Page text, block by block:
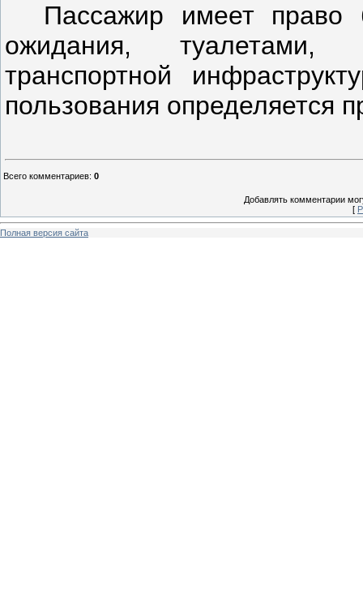
Пассажир имеет право
ожидания,
транспортной
пользования определяется
Всего комментариев: 0
Добавлять комментарии
[
Полная версия сайта